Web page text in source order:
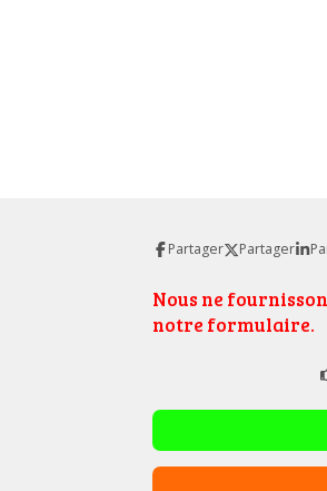
Partager Partager
Nous ne
notre formulaire.